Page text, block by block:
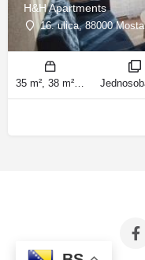
H&H Apartments
16. ulica, 88000
35 m², 38 m² m2